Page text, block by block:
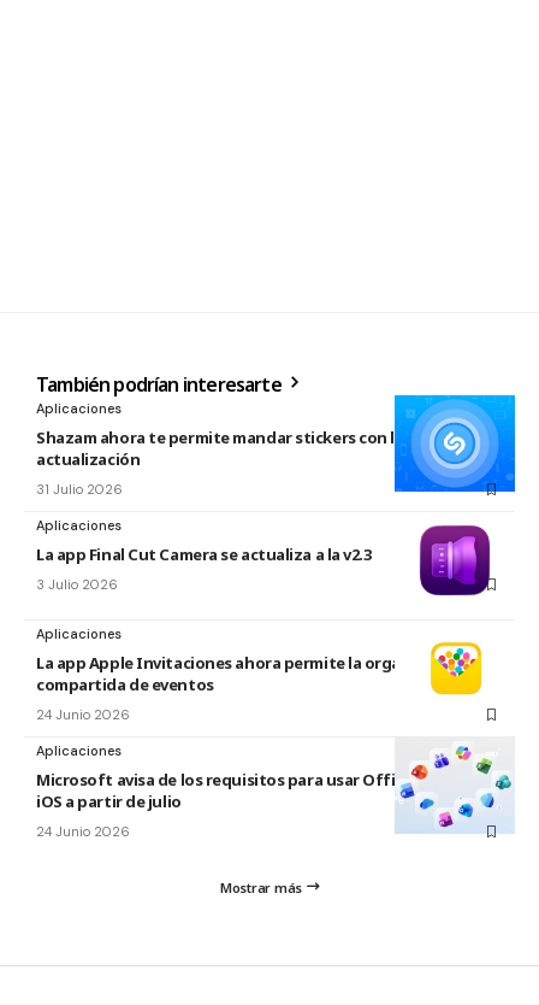
También podrían interesarte
Aplicaciones
Shazam ahora te permite mandar stickers con la nueva
actualización
31 Julio 2026
Aplicaciones
La app Final Cut Camera se actualiza a la v2.3
3 Julio 2026
Aplicaciones
La app Apple Invitaciones ahora permite la organización
compartida de eventos
24 Junio 2026
Aplicaciones
Microsoft avisa de los requisitos para usar Office en macOS y
iOS a partir de julio
24 Junio 2026
Mostrar más